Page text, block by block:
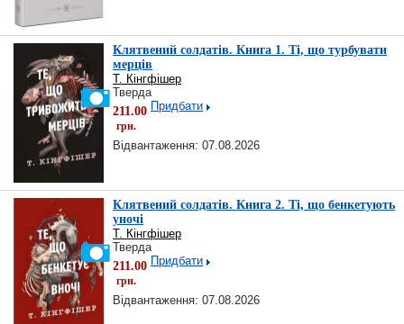
Клятвений солдатів. Книга 1. Ті, що турбувати
мерців
Т. Кінгфішер
Тверда
211.00
грн.
Придбати
Відвантаження: 07.08.2026
Клятвений солдатів. Книга 2. Ті, що бенкетують
уночі
Т. Кінгфішер
Тверда
211.00
грн.
Придбати
Відвантаження: 07.08.2026